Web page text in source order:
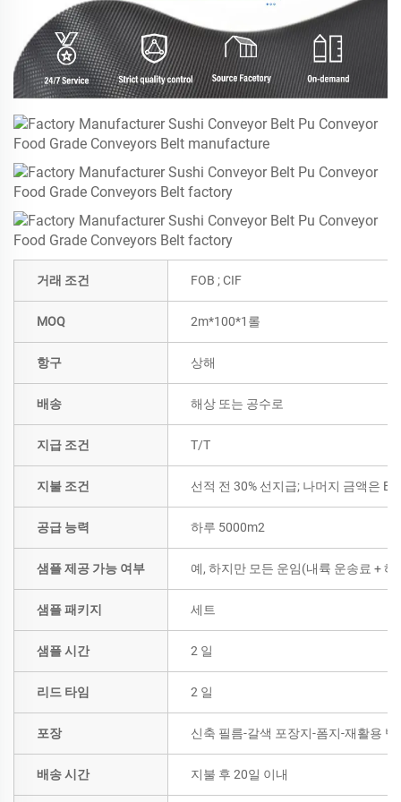
거래 조건 FOB ; CIF
MOQ 2m*100*1롤
항구 상해
배송 해상 또는 공수로
지급 조건 T/T
지불 조건 선적 전 30% 선지급; 나머지 금액은
공급 능력 하루 5000m2
샘플 제공 가능 여부 예, 하지만 모든 운임(내륙 운송료 +
샘플 패키지 세트
샘플 시간 2 일
리드 타임 2 일
포장 신축 필름-갈색 포장지-폼지-재활용 벨
배송 시간 지불 후 20일 이내